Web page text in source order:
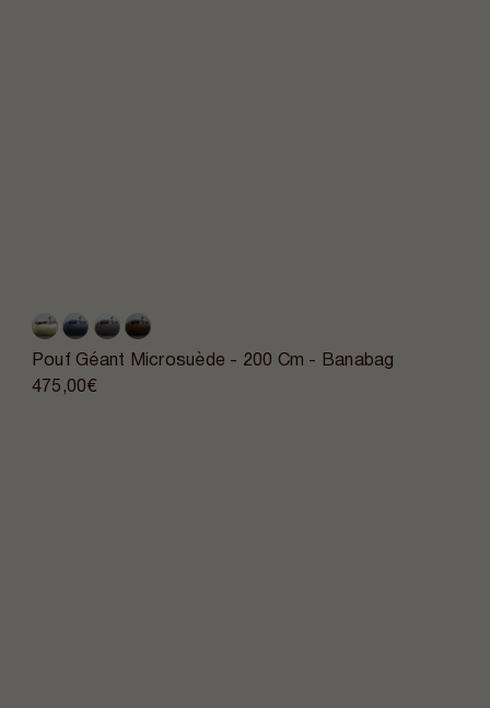
Pouf Géant Microsuède - 200 Cm - Banabag
475,00€